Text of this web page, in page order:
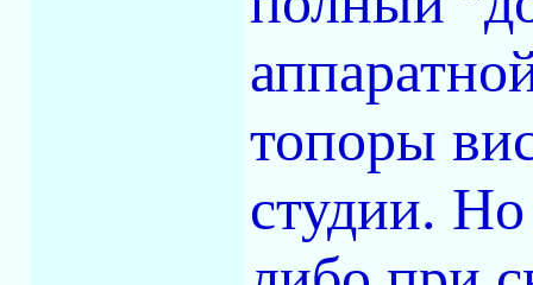
топоры
студии.